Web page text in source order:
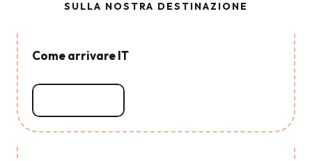
SULLA NOSTRA DESTINAZIONE
Come arrivare IT